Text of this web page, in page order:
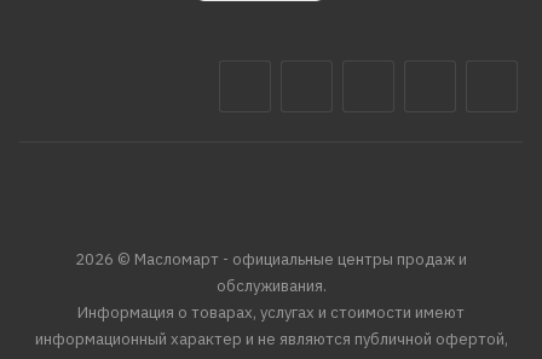
2026 © Масломарт - официальные центры продаж и
обслуживания.
Информация о товарах, услугах и стоимости имеют
информационный характер и не являются публичной офертой,